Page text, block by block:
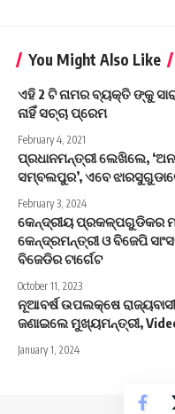
You Might Also Like
ଏହି 2 ଟି ନାମର ବ୍ୟକ୍ତି ଙ୍କୁ
ନାହିଁ ସଚ୍ଚା ପ୍ରେମ
February 4, 2021
ପ୍ରଧାନମନ୍ତ୍ରୀ ଲେଖିଲେ,
ସମ୍ବଲପୁର’, ଏବେ
February 3, 2024
କେନ୍ଦ୍ରୀୟ ପ୍ରକଳ୍ପଗୁଡିକର
କେନ୍ଦ୍ରମନ୍ତ୍ରୀ ଓ ବିଜେପି
ବିଜେଡିର ଟାର୍ଗେଟ
October 11, 2023
ନୂଆବର୍ଷ ଉପଲକ୍ଷେ
ଜଣାଇଲେ ମୁଖ୍ୟମନ୍ତ୍ରୀ,
January 1, 2024